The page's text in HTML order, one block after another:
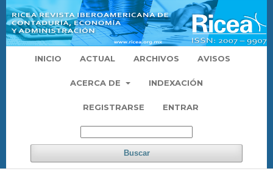
INICIO ACTUAL ARCHIVOS AVISOS
ACERCA DE INDEXACIÓN
REGISTRARSE ENTRAR
Buscar